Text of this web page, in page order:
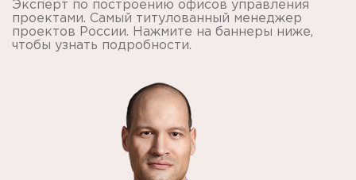
Эксперт по построению офисов управления
проектами. Самый титулованный менеджер
проектов России. Нажмите на баннеры ниже,
чтобы узнать подробности.